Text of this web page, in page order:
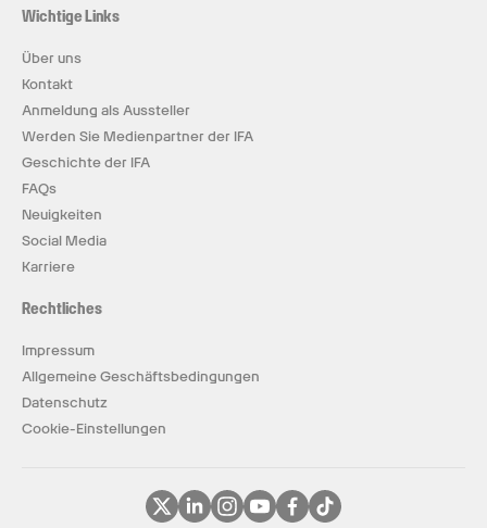
Wichtige Links
Über uns
Kontakt
Anmeldung als Aussteller
Werden Sie Medienpartner der IFA
Geschichte der IFA
FAQs
Neuigkeiten
Social Media
Karriere
Rechtliches
Impressum
Allgemeine Geschäftsbedingungen
Datenschutz
Cookie-Einstellungen